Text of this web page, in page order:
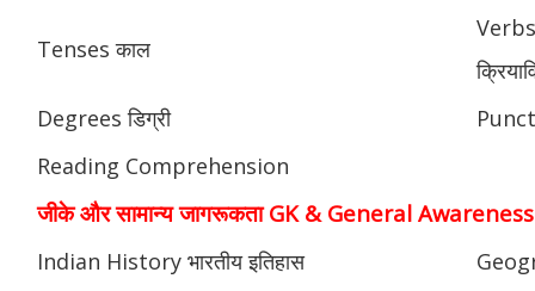
Tenses काल
Degrees डिग्री
Reading Comprehension
जीके और सामान्य जागरूकता GK & General Awareness
Indian History भारतीय इतिहास